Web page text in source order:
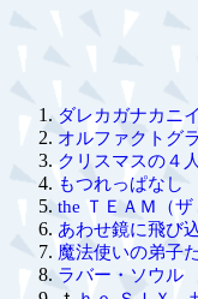
ダレカガナカニ
オルファクトグ
クリスマスの４人
もつれっぱなし
the ＴＥＡＭ（ザ
あわせ鏡に飛び
魔法使いの弟子
ラバー・ソウル